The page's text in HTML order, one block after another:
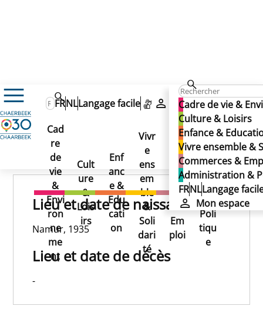
Cadre de vie &
Culture & Loisirs
Enfance &
Vivre ensemble &
Commerces &
Administration &
FRNLLangage
Mon espace
FRNLLangage facile
Mon espace
Cad
re
de
vie
&
Envi
ron
ne
me
nt
Cult
ure
&
Lois
irs
Enf
anc
e &
Edu
cati
on
Vivr
e
ens
em
ble
&
Soli
dari
té
Co
mm
erc
es
&
Em
ploi
Ad
min
istr
atio
n &
Poli
tiqu
e
CABRERA Jean
CABRERA Jean
CABRERA Jean
Publié le 02/06/2025
Lieu et date de naissance
Namur, 1935
Lieu et date de décès
-